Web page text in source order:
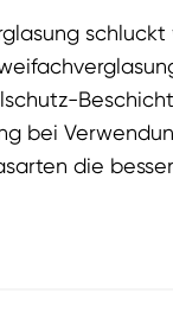
bei
die